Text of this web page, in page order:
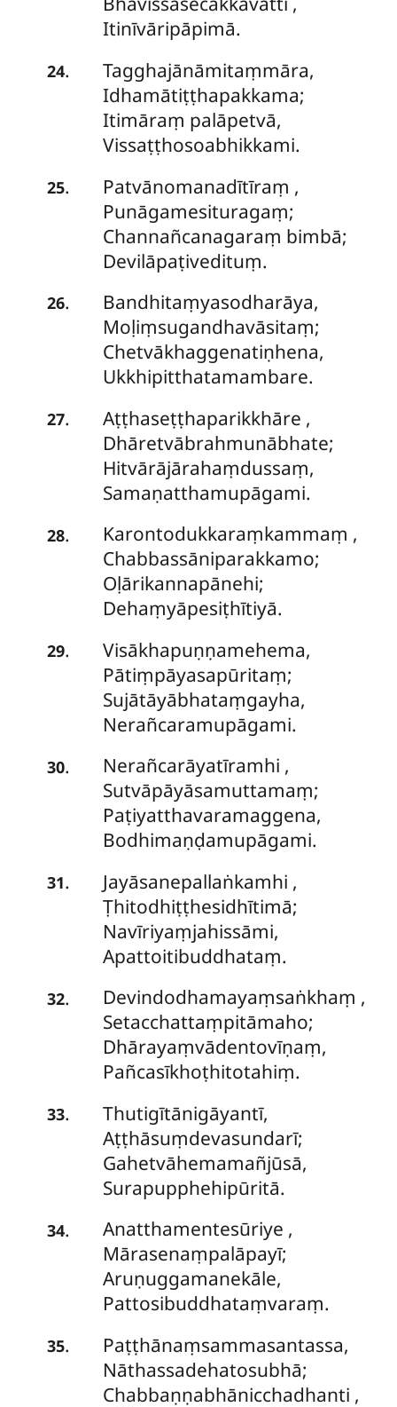
Itinīvāripāpimā.
24.
Tagghajānāmitaṃmāra,
Idhamātiṭṭhapakkama;
Itimāraṃ palāpetvā,
Vissaṭṭhosoabhikkami.
25. Patvānomanadītīraṃ ,
Punāgamesituragaṃ;
Channañcanagaraṃ bimbā;
Devilāpaṭivedituṃ.
26.
Bandhitaṃyasodharāya,
Moḷiṃsugandhavāsitaṃ;
Chetvākhaggenatiṇhena,
Ukkhipitthatamambare.
27. Aṭṭhaseṭṭhaparikkhāre ,
Dhāretvābrahmunābhate;
Hitvārājārahaṃdussaṃ,
Samaṇatthamupāgami.
28. Karontodukkaraṃkammaṃ ,
Chabbassāniparakkamo;
Oḷārikannapānehi;
Dehaṃyāpesiṭhītiyā.
29.
Visākhapuṇṇamehema,
Pātiṃpāyasapūritaṃ;
Sujātāyābhataṃgayha,
Nerañcaramupāgami.
30. Nerañcarāyatīramhi ,
Sutvāpāyāsamuttamaṃ;
Paṭiyatthavaramaggena,
Bodhimaṇḍamupāgami.
31. Jayāsanepallaṅkamhi ,
Ṭhitodhiṭṭhesidhītimā;
Navīriyaṃjahissāmi,
Apattoitibuddhataṃ.
32. Devindodhamayaṃsaṅkhaṃ ,
Setacchattaṃpitāmaho;
Dhārayaṃvādentovīṇaṃ,
Pañcasīkhoṭhitotahiṃ.
33.
Thutigītānigāyantī,
Aṭṭhāsuṃdevasundarī;
Gahetvāhemamañjūsā,
Surapupphehipūritā.
34. Anatthamentesūriye ,
Mārasenaṃpalāpayī;
Aruṇuggamanekāle,
Pattosibuddhataṃvaraṃ.
35.
Paṭṭhānaṃsammasantassa,
Nāthassadehatosubhā;
Chabbaṇṇabhānicchadhanti ,